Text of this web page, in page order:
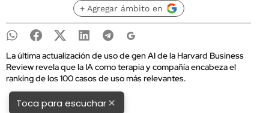
+ Agregar ámbito en
La última actualización de uso de gen AI de la Harvard Business
Review revela que la IA como terapia y compañía encabeza el
ranking de los 100 casos de uso más relevantes.
Toca para escuchar×